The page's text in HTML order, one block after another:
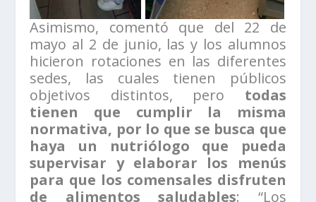
Asimismo, comentó que del 22 de
mayo al 2 de junio, las y los alumnos
hicieron rotaciones en las diferentes
sedes, las cuales tienen públicos
objetivos distintos, pero todas
tienen que cumplir la misma
normativa, por lo que se busca que
haya un nutriólogo que pueda
supervisar y elaborar los menús
para que los comensales disfruten
de alimentos saludables: “Los